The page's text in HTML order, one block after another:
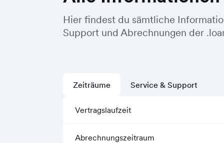
Hier findest du sämtliche
Support und Abrechnungen der
Zeiträume
Vertragslaufzeit
Abrechnungszeitraum
Service & Support